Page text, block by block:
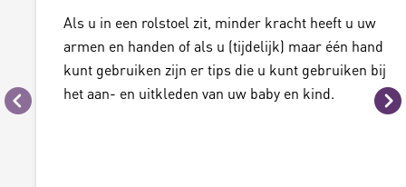
Vorige
Als u in een rolstoel zit, minder kracht heeft u uw
armen en handen of als u (tijdelijk) maar één hand
kunt gebruiken zijn er tips die u kunt gebruiken bij
het aan- en uitkleden van uw baby en kind.